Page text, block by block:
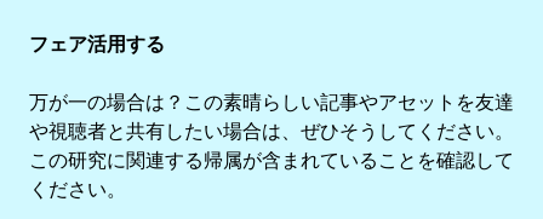
フェア活用する
万が一の場合は？この素晴らしい記事やアセットを友達
や視聴者と共有したい場合は、ぜひそうしてください。
この研究に関連する帰属が含まれていることを確認して
ください。